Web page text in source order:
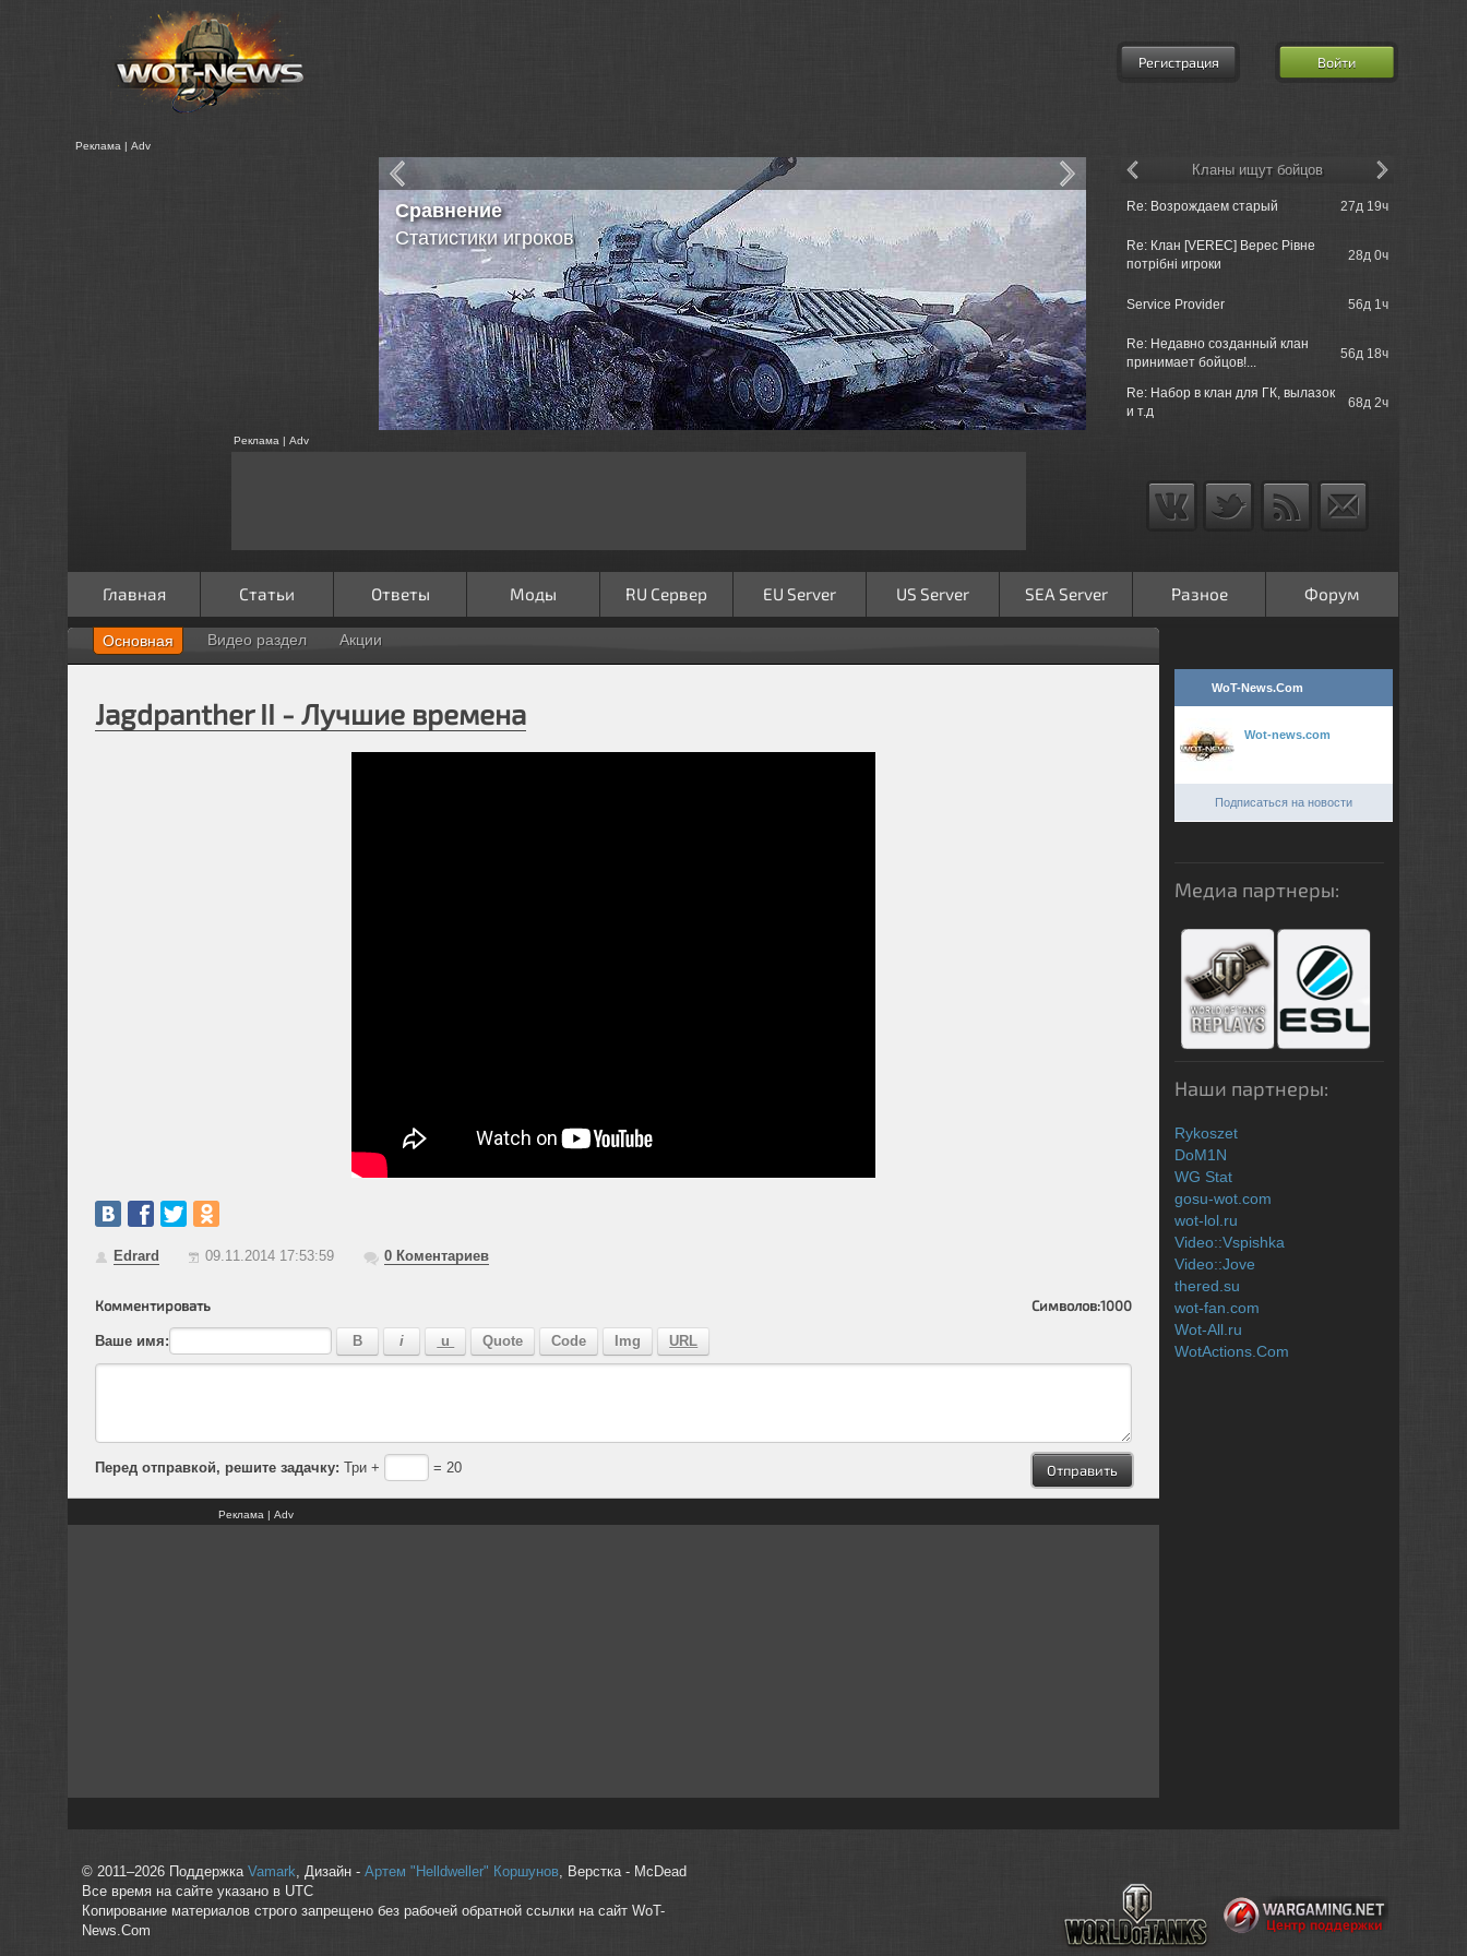
Регистрация Войти
Реклама | Adv
Как поднять WN8?
- Рекомендуемая Вам техника
для поднятия
Re: Возрождаем старый 27д 19ч
Re: Клан [VEREC] Верес Рівне
потрібні игроки
28д 0ч
Service Provider 56д 1ч
Re: Недавно созданный клан
принимает бойцов!...
56д 18ч
Re: Набор в клан для ГК, вылазок
и т.д
68д 2ч
Кланы ищут бойцов
Реклама | Adv
Главная Статьи Ответы Моды RU Сервер EU Server US Server SEA Server Разное Форум
Основная Видео раздел Акции
Jagdpanther II - Лучшие времена
Edrard 09.11.2014 17:53:59 0Коментариев
Комментировать Символов:1000
Ваше имя:
Перед отправкой, решите задачку: Три + = 20
Реклама | Adv
WoT-News.Com
Wot-news.com
Подписаться на новости
Медиа партнеры:
Наши партнеры:
Rykoszet
DoM1N
WG Stat
gosu-wot.com
wot-lol.ru
Video::Vspishka
Video::Jove
thered.su
wot-fan.com
Wot-All.ru
WotActions.Com
© 2011–2026 Поддержка Vamark , Дизайн - Артем "Helldweller" Коршунов, Верстка - McDead
Все время на сайте указано в UTC
Копирование материалов строго запрещено без рабочей обратной ссылки на сайт WoT-
News.Com